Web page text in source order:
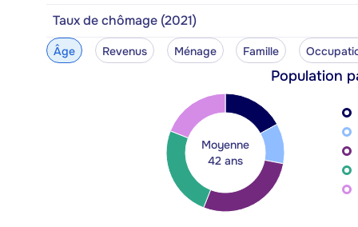
Taux de chômage (2021)
Âge Revenus Ménage Famille
Population
Moyenne
42 ans